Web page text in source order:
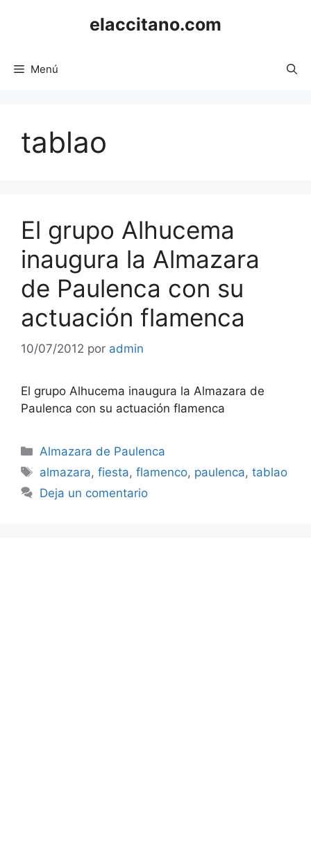
elaccitano.com
Menú
tablao
El grupo Alhucema
inaugura la Almazara
de Paulenca con su
actuación flamenca
10/07/2012 por admin
El grupo Alhucema inaugura la Almazara de
Paulenca con su actuación flamenca
Categorías
Almazara de Paulenca
Etiquetas
almazara,fiesta,flamenco, paulenca,tablao
Deja un comentario